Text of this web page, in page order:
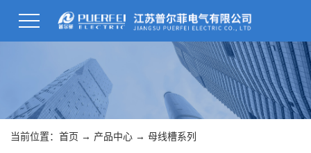
当前位置： 首页 → 产品中心 → 母线槽系列